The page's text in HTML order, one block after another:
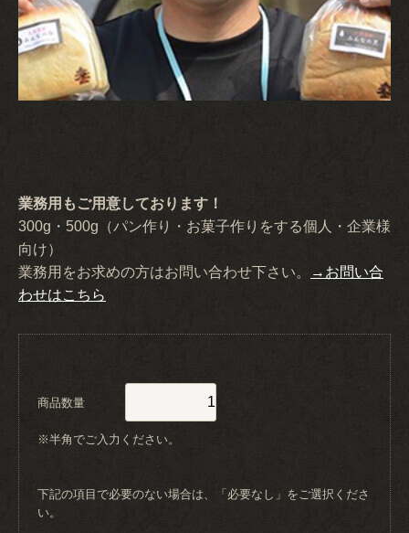
業務用もご用意しております！
300g・500g（パン作り・お菓子作りをする個人・企業様
向け）
業務用をお求めの方はお問い合わせ下さい。
→お問い合
わせはこちら
商品数量
※半角でご入力ください。
下記の項目で必要のない場合は、「必要なし」をご選択くださ
い。